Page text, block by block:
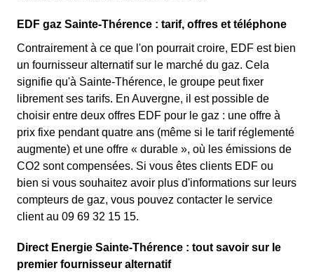
EDF gaz Sainte-Thérence : tarif, offres et téléphone
Contrairement à ce que l'on pourrait croire, EDF est bien
un fournisseur alternatif sur le marché du gaz. Cela
signifie qu'à Sainte-Thérence, le groupe peut fixer
librement ses tarifs. En Auvergne, il est possible de
choisir entre deux offres EDF pour le gaz : une offre à
prix fixe pendant quatre ans (même si le tarif réglementé
augmente) et une offre « durable », où les émissions de
CO2 sont compensées. Si vous êtes clients EDF ou
bien si vous souhaitez avoir plus d'informations sur leurs
compteurs de gaz, vous pouvez contacter le service
client au 09 69 32 15 15.
Direct Energie Sainte-Thérence : tout savoir sur le
premier fournisseur alternatif